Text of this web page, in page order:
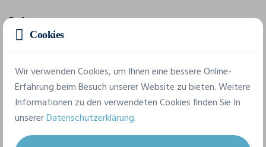
Referenz
1912726
Komposition
100% Polyester (recycelt)
6 verfügbare Größen
Cookies
Wir verwenden Cookies, um Ihnen eine bessere Online-
Erfahrung beim Besuch unserer Website zu bieten. Weitere
Informationen zu den verwendeten Cookies finden Sie In
unsererDatenschutzerklärung.